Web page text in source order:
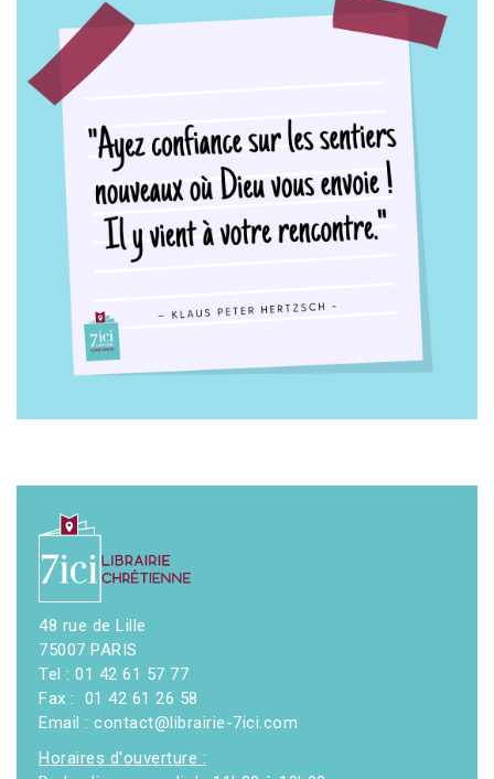
48 rue de Lille
75007 PARIS
Tel : 01 42 61 57 77
Fax : 01 42 61 26 58
Email : contact@librairie-7ici.com
Horaires d'ouverture :